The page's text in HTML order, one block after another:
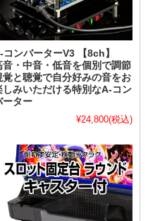
コンバーターV3 【8ch】
音・中音・低音を個別で調節
覚と聴覚で自分好みの音をお
しみいただける特別なA-コン
ーター
¥24,800(税込)